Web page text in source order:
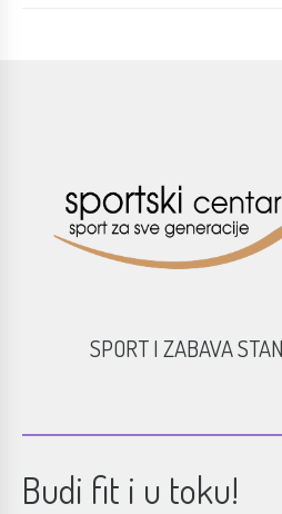
SPORT I ZABAVA
Budi fit i u toku!